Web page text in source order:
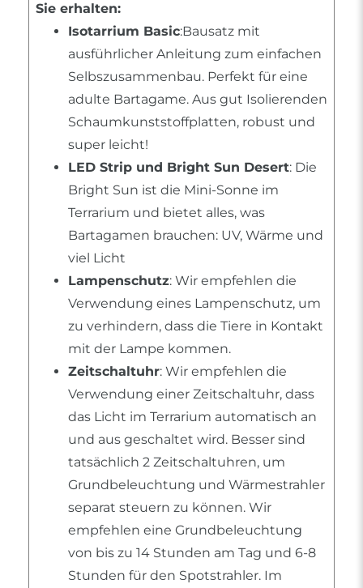
Sie erhalten:
Isotarrium Basic:Bausatz mit
ausführlicher Anleitung zum einfachen
Selbszusammenbau. Perfekt für eine
adulte Bartagame. Aus gut Isolierenden
Schaumkunststoffplatten, robust und
super leicht!
LED Strip und Bright Sun Desert: Die
Bright Sun ist die Mini-Sonne im
Terrarium und bietet alles, was
Bartagamen brauchen: UV, Wärme und
viel Licht
Lampenschutz: Wir empfehlen die
Verwendung eines Lampenschutz, um
zu verhindern, dass die Tiere in Kontakt
mit der Lampe kommen.
Zeitschaltuhr: Wir empfehlen die
Verwendung einer Zeitschaltuhr, dass
das Licht im Terrarium automatisch an
und aus geschaltet wird. Besser sind
tatsächlich 2 Zeitschaltuhren, um
Grundbeleuchtung und Wärmestrahler
separat steuern zu können. Wir
empfehlen eine Grundbeleuchtung
von bis zu 14 Stunden am Tag und 6-8
Stunden für den Spotstrahler. Im